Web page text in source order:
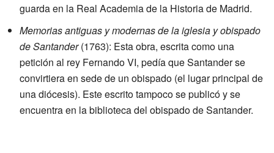
guarda en la Real Academia de la Historia de Madrid.
Memorias antiguas y modernas de la iglesia y obispado
de Santander(1763): Esta obra, escrita como una
petición al rey Fernando VI, pedía que Santander se
convirtiera en sede de un obispado (el lugar principal de
una diócesis). Este escrito tampoco se publicó y se
encuentra en la biblioteca del obispado de Santander.